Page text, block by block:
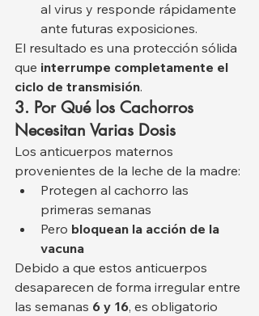
al virus y responde rápidamente
ante futuras exposiciones.
El resultado es una protección sólida
que interrumpe completamente el
ciclo de transmisión.
3. Por Qué los Cachorros
Necesitan Varias Dosis
Los anticuerpos maternos
provenientes de la leche de la madre:
Protegen al cachorro las
primeras semanas
Pero bloquean la acción de la
vacuna
Debido a que estos anticuerpos
desaparecen de forma irregular entre
las semanas 6 y 16, es obligatorio